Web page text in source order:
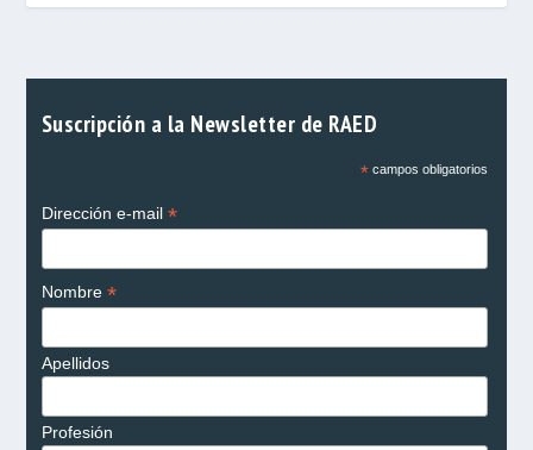
Suscripción a la Newsletter de RAED
*campos obligatorios
Dirección e-mail *
Nombre *
Apellidos
Profesión